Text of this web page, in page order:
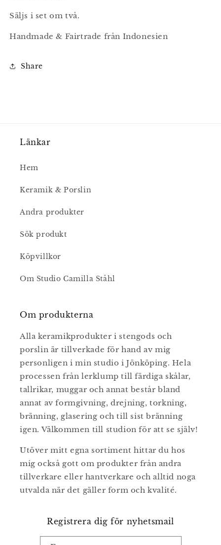
Säljs i set om två.
Handmade & Fairtrade från Indonesien
Share
Länkar
Hem
Keramik & Porslin
Andra produkter
Sök produkt
Köpvillkor
Om Studio Camilla Ståhl
Om produkterna
Alla keramikprodukter i stengods och
porslin är tillverkade för hand av mig
personligen i min studio i Jönköping. Hela
processen från lerklump till färdiga skålar,
tallrikar, muggar och annat består bland
annat av formgivning, drejning, torkning,
bränning, glasering och till sist bränning
igen. Välkommen till studion för att se själv!
Utöver mitt egna sortiment hittar du hos
mig också gott om produkter från andra
tillverkare eller hantverkare och alltid noga
utvalda när det gäller form och kvalité.
Registrera dig för nyhetsmail